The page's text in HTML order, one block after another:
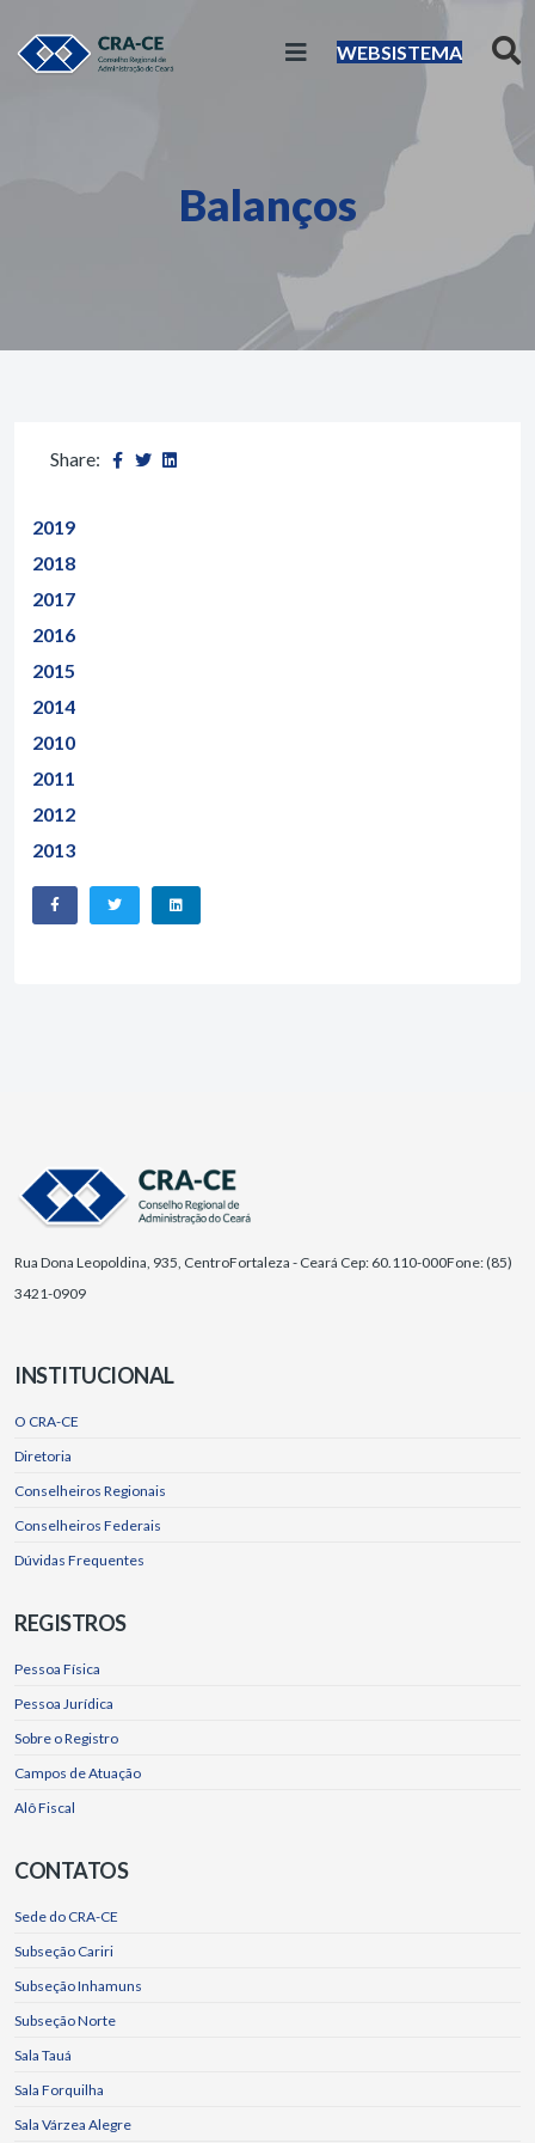
WEBSISTEMA
Balanços
Share:
2019
2018
2017
2016
2015
2014
2010
2011
2012
2013
Rua Dona Leopoldina, 935, CentroFortaleza - Ceará Cep: 60.110-000Fone: (85)
3421-0909
INSTITUCIONAL
O CRA-CE
Diretoria
Conselheiros Regionais
Conselheiros Federais
Dúvidas Frequentes
REGISTROS
Pessoa Física
Pessoa Jurídica
Sobre o Registro
Campos de Atuação
Alô Fiscal
CONTATOS
Sede do CRA-CE
Subseção Cariri
Subseção Inhamuns
Subseção Norte
Sala Tauá
Sala Forquilha
Sala Várzea Alegre